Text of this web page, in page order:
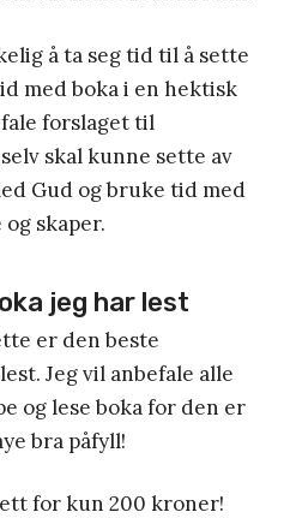
å ta seg tid til å sette
med boka i en hektisk
forslaget til
skal kunne sette av
Gud og bruke tid med
skaper.
jeg har lest
er den beste
Jeg vil anbefale alle
og lese boka for den er
bra påfyll!
for kun 200 kroner!